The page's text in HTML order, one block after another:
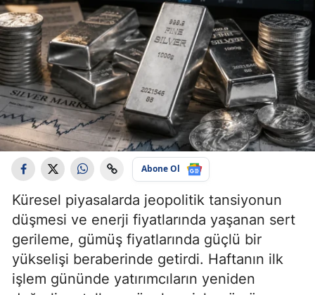
Abone Ol
Küresel piyasalarda jeopolitik tansiyonun
düşmesi ve enerji fiyatlarında yaşanan sert
gerileme, gümüş fiyatlarında güçlü bir
yükselişi beraberinde getirdi. Haftanın ilk
işlem gününde yatırımcıların yeniden